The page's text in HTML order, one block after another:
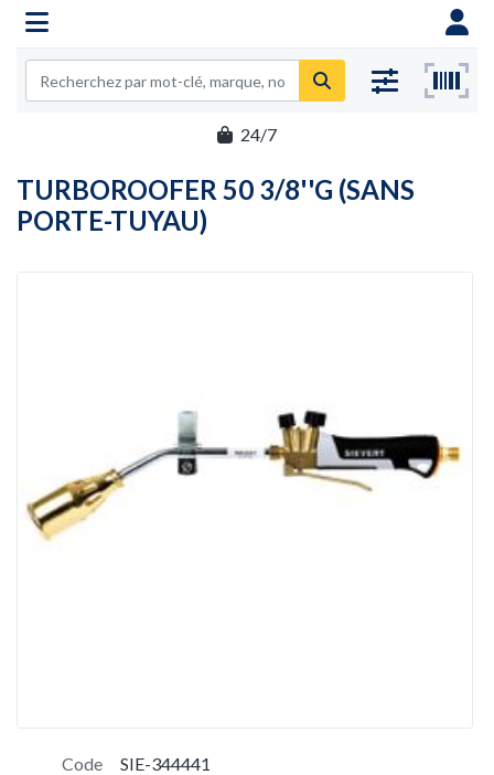
24/7
TURBOROOFER 50 3/8''G (SANS
PORTE-TUYAU)
Code
SIE-344441